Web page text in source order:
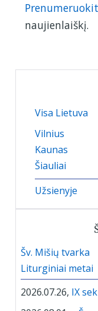
naujienlaiškį.
Visa Lietuva
Vilnius
Kaunas
Šiauliai
Užsienyje
Šv. Mišių tvarka
Liturginiai metai
2026.07.26, IX